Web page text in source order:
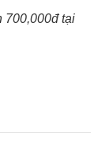
700,000đ tại